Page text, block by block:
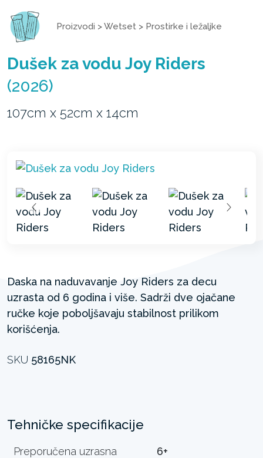
Proizvodi >Wetset > Prostirke i ležaljke
Dušek za vodu Joy Riders
(2026)
107cm x 52cm x 14cm
Daska na naduvavanje Joy Riders za decu
uzrasta od 6 godina i više. Sadrži dve ojačane
ručke koje poboljšavaju stabilnost prilikom
korišćenja.
SKU 58165NK
Tehničke specifikacije
Preporučena uzrasna
6+